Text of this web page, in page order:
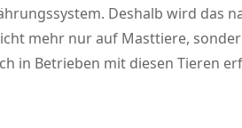
Deshalb wird das
mehr nur auf Masttiere,
in Betrieben mit diesen Tieren